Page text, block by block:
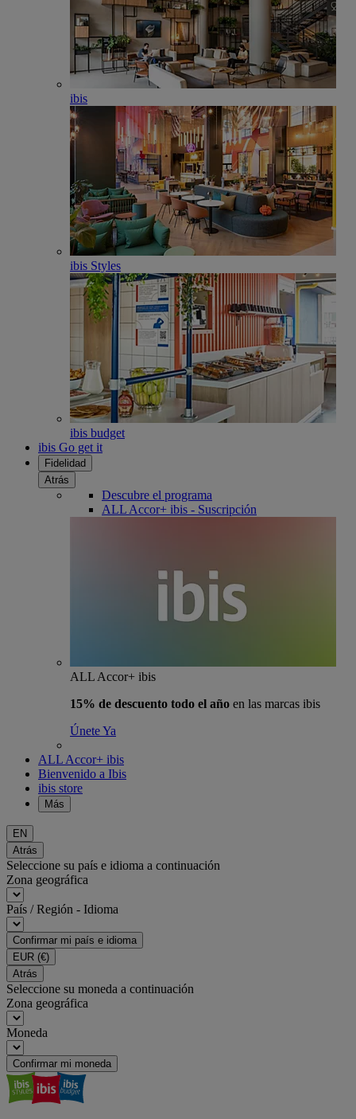
ibis
ibis Styles
ibis budget
ibis Go get it
Fidelidad
Atrás
Descubre el programa
ALL Accor+ ibis - Suscripción
ALL Accor+ ibis
15% de descuento todo el año en las marcas ibis
Únete Ya
ALL Accor+ ibis
Bienvenido a Ibis
ibis store
Más
EN
Atrás
Seleccione su país e idioma a continuación
Zona geográfica
País / Región - Idioma
Confirmar mi país e idioma
EUR (€)
Atrás
Seleccione su moneda a continuación
Zona geográfica
Moneda
Confirmar mi moneda